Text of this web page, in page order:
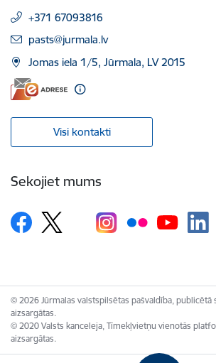
+371 67093816
E-pasts:
pasts@jurmala.lv
Jomas iela 1/5, Jūrmala, LV 2015
Visi kontakti
Sekojiet mums
© 2026 Jūrmalas valstspilsētas pašvaldība, publicētā
aizsargātas.
© 2020 Valsts kanceleja, Tīmekļvietņu vienotās
aizsargātas.